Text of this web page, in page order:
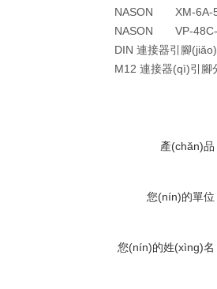
NASON XM-6A-
NASON VP-48C-
DIN 連接器引腳
M12 連接器(qì)引腳
產(chǎn)品
您(nín)的單位
您(nín)的姓(xìng)名